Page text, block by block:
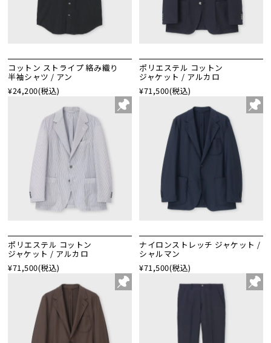
コットン ストライプ 絡み織り
半袖シャツ / アン
¥24,200(税込)
ポリエステル コットン
ジャケット / アルカロ
¥71,500(税込)
ポリエステル コットン
ジャケット / アルカロ
¥71,500(税込)
ナイロンストレッチ ジャケット /
シャルマン
¥71,500(税込)